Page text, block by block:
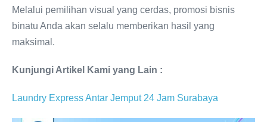
Melalui pemilihan visual yang cerdas, promosi bisnis
binatu Anda akan selalu memberikan hasil yang
maksimal.
Kunjungi Artikel Kami yang Lain :
Laundry Express Antar Jemput 24 Jam Surabaya